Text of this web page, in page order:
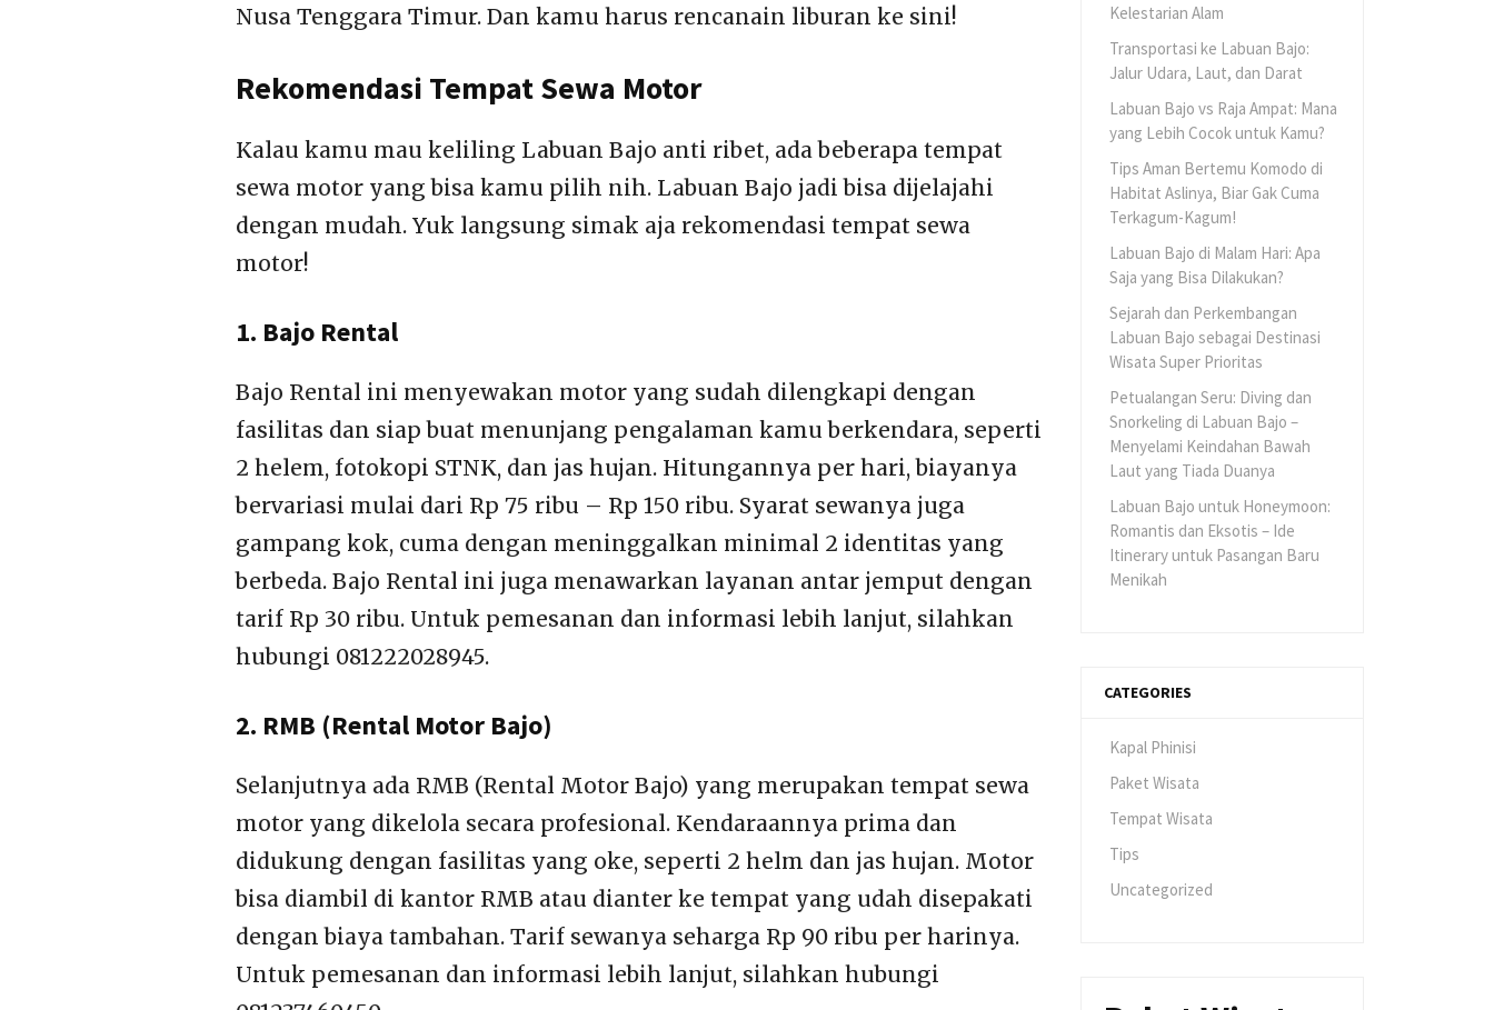
Nusa Tenggara Timur. Dan kamu harus rencanain liburan ke sini!
Rekomendasi Tempat Sewa Motor
Kalau kamu mau keliling Labuan Bajo anti ribet, ada beberapa tempat
sewa motor yang bisa kamu pilih nih. Labuan Bajo jadi bisa dijelajahi
dengan mudah. Yuk langsung simak aja rekomendasi tempat sewa
motor!
1. Bajo Rental
Bajo Rental ini menyewakan motor yang sudah dilengkapi dengan
fasilitas dan siap buat menunjang pengalaman kamu berkendara, seperti
2 helem, fotokopi STNK, dan jas hujan. Hitungannya per hari, biayanya
bervariasi mulai dari Rp 75 ribu – Rp 150 ribu. Syarat sewanya juga
gampang kok, cuma dengan meninggalkan minimal 2 identitas yang
berbeda. Bajo Rental ini juga menawarkan layanan antar jemput dengan
tarif Rp 30 ribu. Untuk pemesanan dan informasi lebih lanjut, silahkan
hubungi 081222028945.
2. RMB (Rental Motor Bajo)
Selanjutnya ada RMB (Rental Motor Bajo) yang merupakan tempat sewa
motor yang dikelola secara profesional. Kendaraannya prima dan
didukung dengan fasilitas yang oke, seperti 2 helm dan jas hujan. Motor
bisa diambil di kantor RMB atau dianter ke tempat yang udah disepakati
dengan biaya tambahan. Tarif sewanya seharga Rp 90 ribu per harinya.
Untuk pemesanan dan informasi lebih lanjut, silahkan hubungi
Kelestarian Alam
Transportasi ke Labuan Bajo:
Jalur Udara, Laut, dan Darat
Labuan Bajo vs Raja Ampat: Mana
yang Lebih Cocok untuk Kamu?
Tips Aman Bertemu Komodo di
Habitat Aslinya, Biar Gak Cuma
Terkagum-Kagum!
Labuan Bajo di Malam Hari: Apa
Saja yang Bisa Dilakukan?
Sejarah dan Perkembangan
Labuan Bajo sebagai Destinasi
Wisata Super Prioritas
Petualangan Seru: Diving dan
Snorkeling di Labuan Bajo –
Menyelami Keindahan Bawah
Laut yang Tiada Duanya
Labuan Bajo untuk Honeymoon:
Romantis dan Eksotis – Ide
Itinerary untuk Pasangan Baru
Menikah
CATEGORIES
Kapal Phinisi
Paket Wisata
Tempat Wisata
Tips
Uncategorized